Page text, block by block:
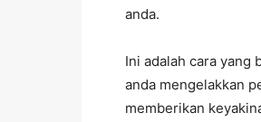
anda.
Ini adalah cara yang
anda mengelakkan
memberikan